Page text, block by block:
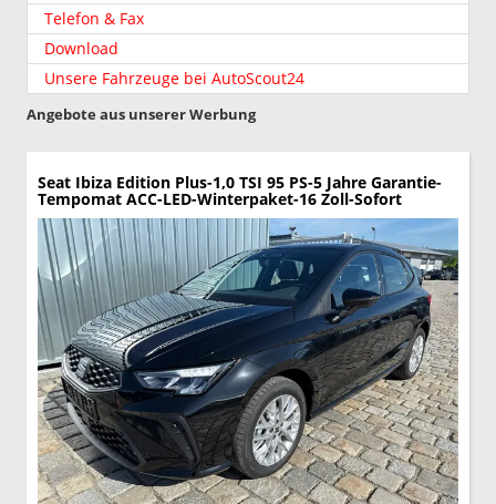
Telefon & Fax
Download
Unsere Fahrzeuge bei AutoScout24
Angebote aus unserer Werbung
Seat Ibiza Edition Plus-1,0 TSI 95 PS-5 Jahre Garantie-
Tempomat ACC-LED-Winterpaket-16 Zoll-Sofort